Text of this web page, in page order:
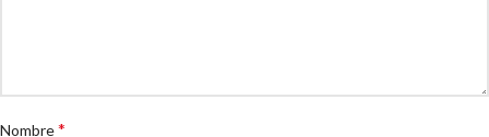
Nombre*